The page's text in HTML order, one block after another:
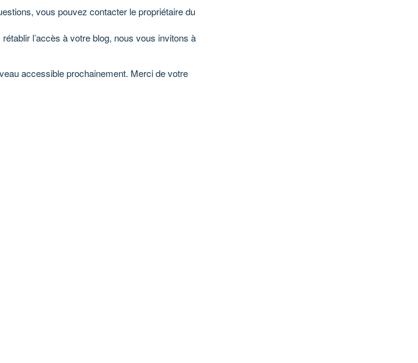
vous pouvez contacter le propriétaire du
l’accès à votre blog, nous vous invitons à
accessible prochainement. Merci de votre